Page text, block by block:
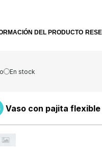
cierra
DEL PRODUCTO
En stock
Vaso con pajita